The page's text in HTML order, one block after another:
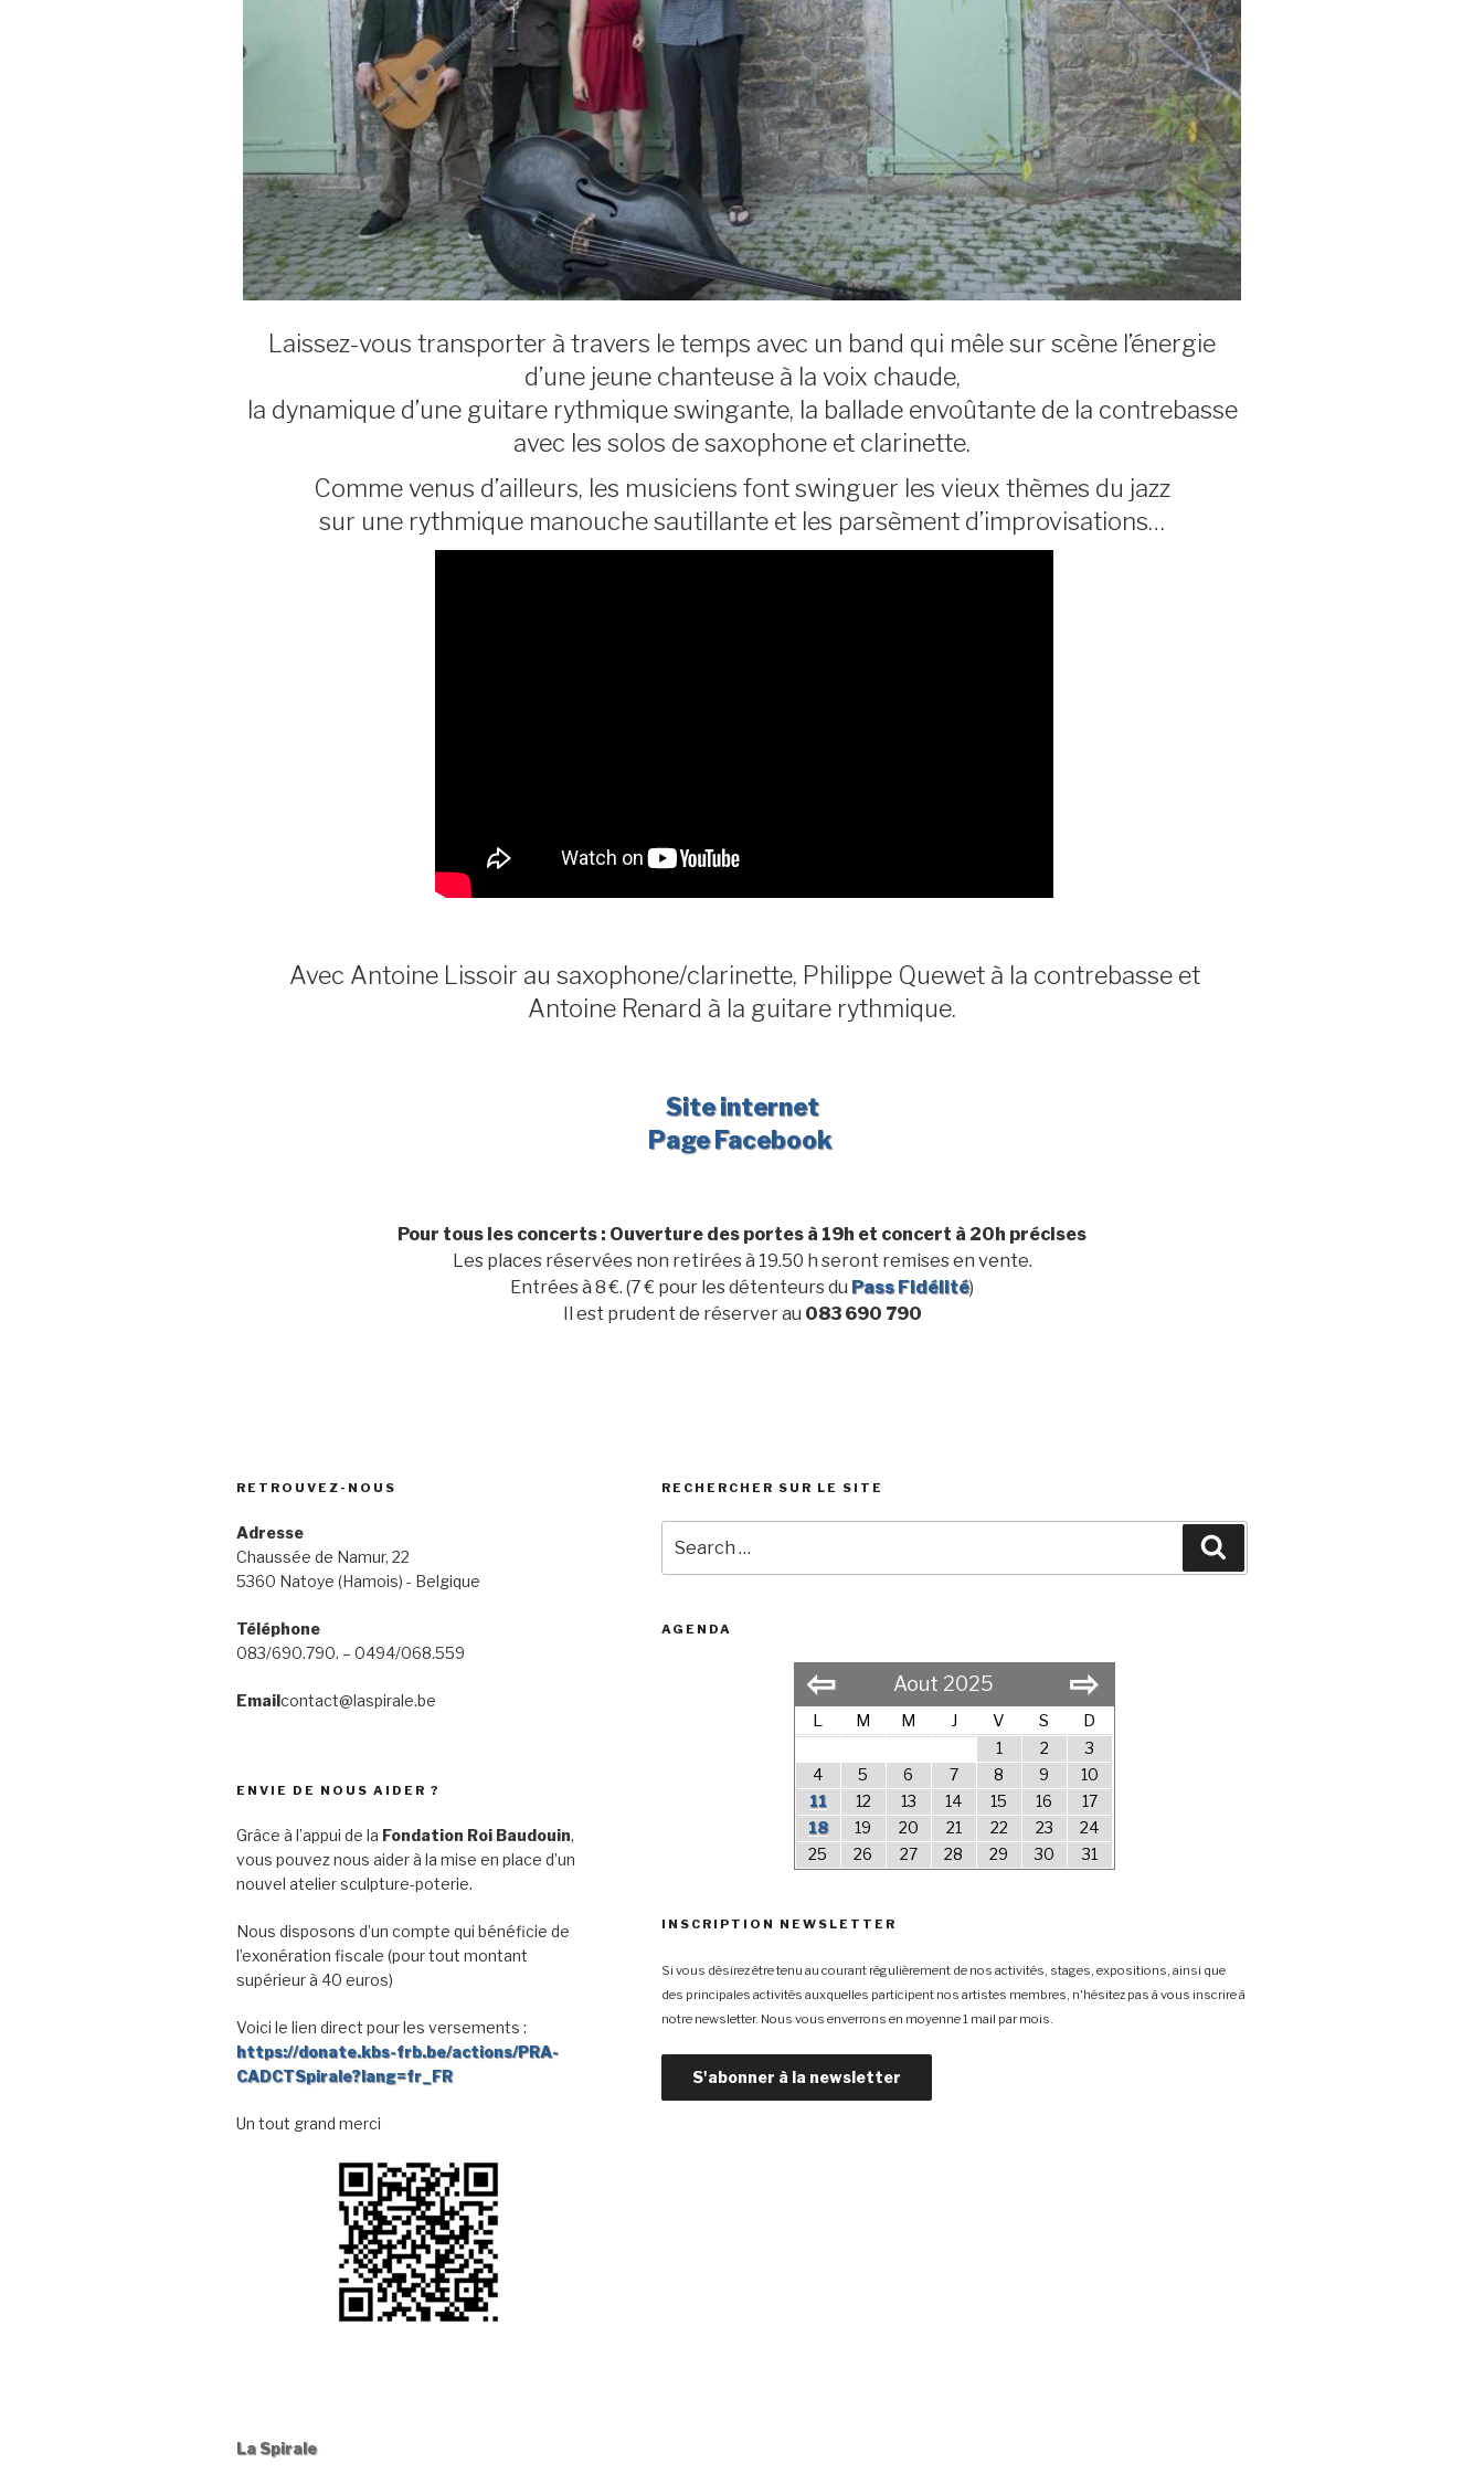
Laissez-vous transporter à travers le temps avec un band qui mêle sur scène l’énergie
d’une jeune chanteuse à la voix chaude,
la dynamique d’une guitare rythmique swingante, la ballade envoûtante de la contrebasse
avec les solos de saxophone et clarinette.
Comme venus d’ailleurs, les musiciens font swinguer les vieux thèmes du jazz
sur une rythmique manouche sautillante et les parsèment d’improvisations…
Avec Antoine Lissoir au saxophone/clarinette, Philippe Quewet à la contrebasse et
Antoine Renard à la guitare rythmique.
Site internet
Page Facebook
Pour tous les concerts : Ouverture des portes à 19h et concert à 20h précises
Les places réservées non retirées à 19.50 h seront remises en vente.
Entrées à 8 €. (7 € pour les détenteurs du Pass Fidélité)
Il est prudent de réserver au 083 690 790
RETROUVEZ-NOUS
Adresse
Chaussée de Namur, 22
5360 Natoye (Hamois) - Belgique
Téléphone
083/690.790. – 0494/068.559
Emailcontact@laspirale.be
ENVIE DE NOUS AIDER ?
Grâce à l’appui de la Fondation Roi Baudouin,
vous pouvez nous aider à la mise en place d’un
nouvel atelier sculpture-poterie.
Nous disposons d’un compte qui bénéficie de
l’exonération fiscale (pour tout montant
supérieur à 40 euros)
Voici le lien direct pour les versements :
https://donate.kbs-frb.be/actions/PRA-
CADCTSpirale?lang=fr_FR
Un tout grand merci
RECHERCHER SUR LE SITE
for:
AGENDA
⇦ Aout 2025 ⇨
L M M J V S D
1 2
3
4
5 6 7 8 9
10
11
12 13 14 15 16
17
18
19 20 21 22 23
24
25
26 27 28 29 30 31
INSCRIPTION NEWSLETTER
Si vous désirez être tenu au courant régulièrement de nos activités, stages, expositions, ainsi que
des principales activités auxquelles participent nos artistes membres, n'hésitez pas à vous inscrire à
notre newsletter. Nous vous enverrons en moyenne 1 mail par mois.
La Spirale